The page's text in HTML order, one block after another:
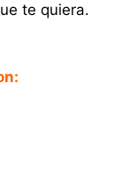
te quiera.